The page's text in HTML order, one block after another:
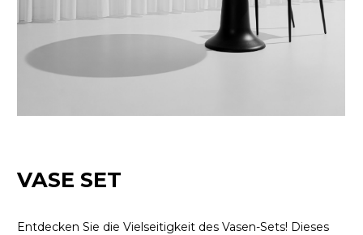
VASE SET
Entdecken Sie die Vielseitigkeit des Vasen-Sets! Dieses